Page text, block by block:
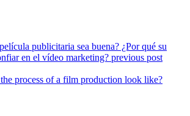
publicitaria sea buena? ¿Por qué su
en el vídeo marketing? previous post
process of a film production look like?